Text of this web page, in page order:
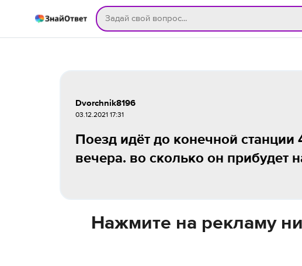
Dvorchnik8196
03.12.2021 17:31
Поезд идёт до конечной
вечера. во сколько он прибудет
Нажмите на рекламу